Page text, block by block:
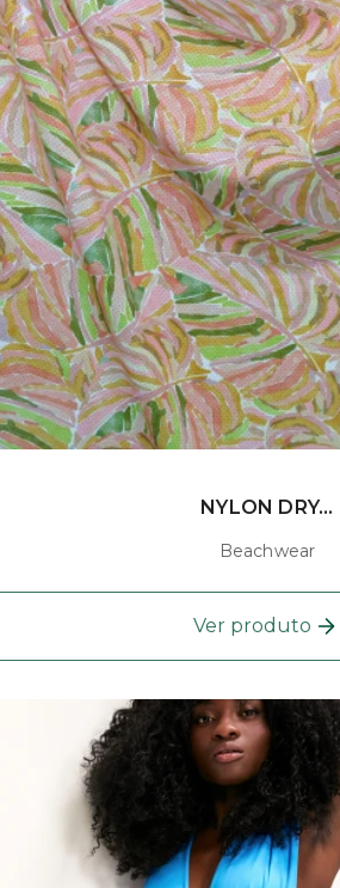
NYLON DRY...
Beachwear
Ver produto